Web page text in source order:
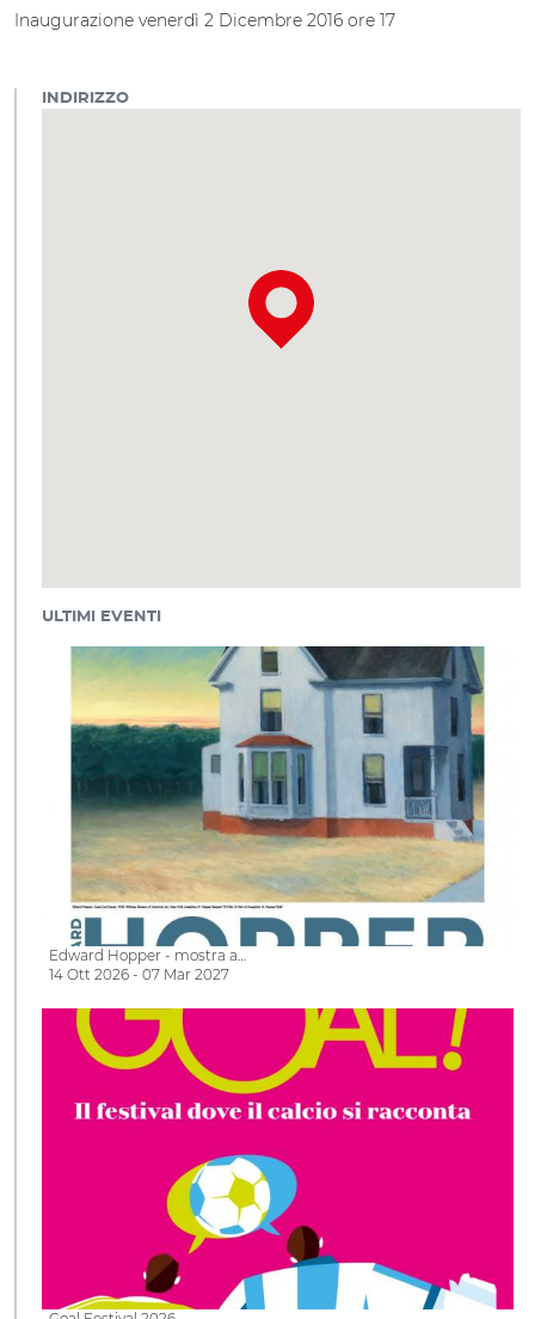
Inaugurazione venerdì 2 Dicembre 2016 ore 17
INDIRIZZO
ULTIMI EVENTI
Edward Hopper - mostra a…
14 Ott 2026 - 07 Mar 2027